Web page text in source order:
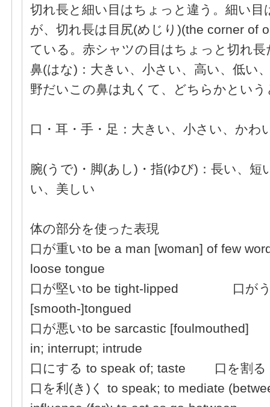
切れ長と細い目はちょっと違う。細い目
が、切れ長は目尻(めじり)(the corner of
ている。赤シャツの目はちょっと切れ長
鼻(はな)：大きい、小さい、高い、低い
野だいこの鼻は丸くて、どちらかという
口・耳・手・足：大きい、小さい、かわ
腕(うで)・脚(あし)・指(ゆび)：長い、短
い、美しい
体の部分を使った表現
口が重いto be a man [woman] of few
loose tongue
口が堅いto be tight‐lipped 口がう
[smooth‐]tongued
口が悪いto be sarcastic
in; interrupt; intrude
口にする to speak of; taste 口を割る
口を利(き)く to speak; to mediate